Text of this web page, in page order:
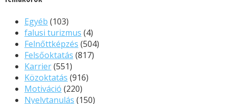
Egyéb (103)
falusi turizmus (4)
Felnőttképzés (504)
Felsőoktatás (817)
Karrier(551)
Közoktatás (916)
Motiváció (220)
Nyelvtanulás (150)